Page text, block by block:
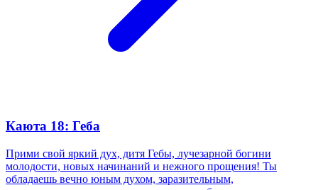
Каюта 18: Геба
Прими свой яркий дух, дитя Гебы, лучезарной богини
молодости, новых начинаний и нежного прощения! Ты
обладаешь вечно юным духом, заразительным,